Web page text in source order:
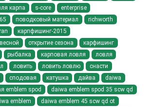
карпа s-core
enterprise
поводковый материал
richworth
карпфишинг-2015
открытие сезона
карфишинг
рыбалка карповая ловля
ловля
ловить ловить ловлю
снасти
сподовая катушка дайва
daiwa
emblem spod
daiwa emblem spod 35 scw qd
emblem
daiwa emblem 45 scw qd ot